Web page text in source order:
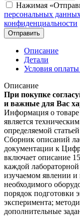
Нажимая
персональных
конфиденциальности
Отправить
Описание
Детали
Условия
Описание
При покупке
и важные для Вас
Информация о
является
определяемой
Сборник описаний
документации к
включает описание
каждой
изучаемом явлении и
необходимого
порядок подготовки
эксперимента;
дополнительные